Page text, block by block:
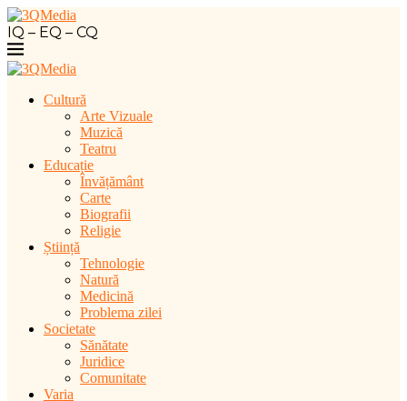
IQ – EQ – CQ
Cultură
Arte Vizuale
Muzică
Teatru
Educație
Învățământ
Carte
Biografii
Religie
Știință
Tehnologie
Natură
Medicină
Problema zilei
Societate
Sănătate
Juridice
Comunitate
Varia